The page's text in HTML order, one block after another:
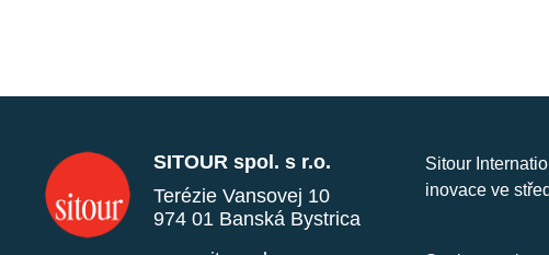
SITOUR spol. s r.o.
Terézie Vansovej 10
974 01 Banská Bystrica
Sitour
inovace ve